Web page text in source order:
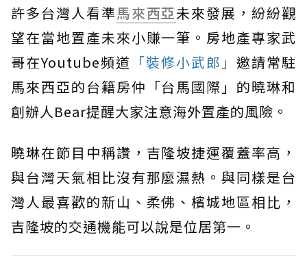
許多台灣人看準馬來西亞未來發展，紛紛觀
望在當地置產未來小賺一筆。房地產專家武
哥在Youtube頻道 「裝修小武郎」 邀請常駐
馬來西亞的台籍房仲「台馬國際」的曉琳和
創辦人Bear提醒大家注意海外置產的風險。
曉琳在節目中稱讚，吉隆坡捷運覆蓋率高，
與台灣天氣相比沒有那麼濕熱。與同樣是台
灣人最喜歡的新山、柔佛、檳城地區相比，
吉隆坡的交通機能可以說是位居第一。